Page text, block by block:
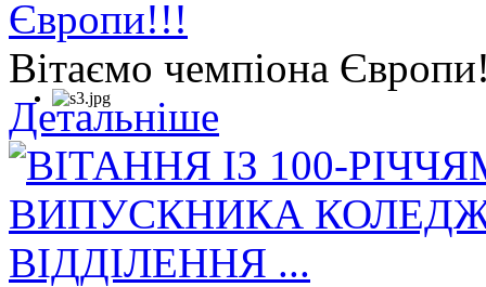
Вітаємо чемпіона
Детальніше